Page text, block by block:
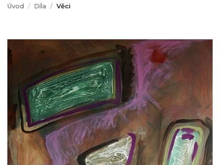
Úvod Díla Věci